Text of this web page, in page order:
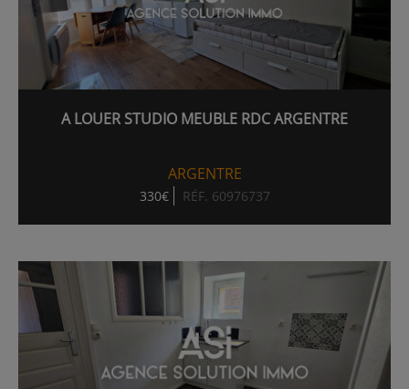
A LOUER STUDIO MEUBLE RDC ARGENTRE
ARGENTRE
330€ RÉF. 60976737